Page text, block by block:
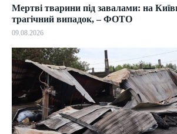
Мертві тварини під завалами: на
трагічний випадок, – ФОТО
09.08.2026